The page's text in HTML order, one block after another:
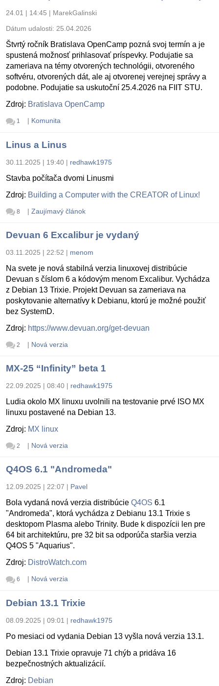
24.01 | 14:45 | MarekGalinski
Dátum udalosti: 25.04.2026
Štvrtý ročník Bratislava OpenCamp pozná svoj termín a je
spustená možnosť prihlasovať príspevky. Podujatie sa
zameriava na témy otvorených technológii, otvoreného
softvéru, otvorených dát, ale aj otvorenej verejnej správy a
podobne. Podujatie sa uskutoční 25.4.2026 na FIIT STU.
Zdroj: Bratislava OpenCamp
1 | Komunita
Linus a Linus
30.11.2025 | 19:40 | redhawk1975
Stavba počítača dvomi Linusmi
Zdroj: Building a Computer with the CREATOR of Linux!
8 | Zaujímavý článok
Devuan 6 Excalibur je vydaný
03.11.2025 | 22:52 | menom
Na svete je nová stabilná verzia linuxovej distribúcie
Devuan s číslom 6 a kódovým menom Excalibur. Vychádza
z Debian 13 Trixie. Projekt Devuan sa zameriava na
poskytovanie alternatívy k Debianu, ktorú je možné použiť
bez SystemD.
Zdroj: https://www.devuan.org/get-devuan
2 | Nová verzia
MX-25 “Infinity” beta 1
22.09.2025 | 08:40 | redhawk1975
Ludia okolo MX linuxu uvolnili na testovanie prvé ISO MX
linuxu postavené na Debian 13.
Zdroj: MX linux
2 | Nová verzia
Q4OS 6.1 "Andromeda"
12.09.2025 | 22:07 | Pavel
Bola vydaná nová verzia distribúcie Q4OS 6.1
"Andromeda", ktorá vychádza z Debianu 13.1 Trixie s
desktopom Plasma alebo Trinity. Bude k dispozícii len pre
64 bit architektúru, pre 32 bit sa odporúča staršia verzia
Q4OS 5 "Aquarius".
Zdroj: DistroWatch.com
6 | Nová verzia
Debian 13.1 Trixie
08.09.2025 | 09:01 | redhawk1975
Po mesiaci od vydania Debian 13 vyšla nová verzia 13.1.
Debian 13.1 Trixie opravuje 71 chýb a pridáva 16
bezpečnostných aktualizácií.
Zdroj: Debian